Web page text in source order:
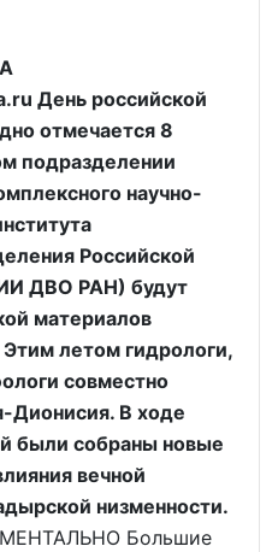
День российской
отмечается 8
подразделении
научно-
Российской
ДВО РАН) будут
материалов
летом гидрологи,
совместно
Дионисия. В ходе
были собраны новые
вечной
низменности.
Большие